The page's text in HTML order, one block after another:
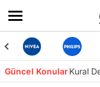
Güncel KonularKural